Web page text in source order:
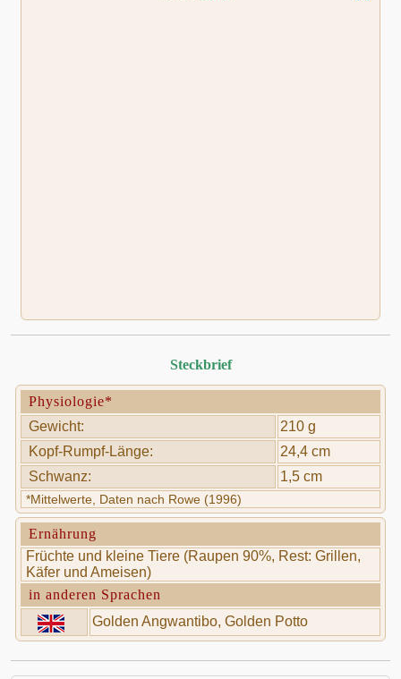
Steckbrief
Physiologie*
Gewicht:
210 g
Kopf-Rumpf-Länge:
24,4 cm
Schwanz:
1,5 cm
*Mittelwerte, Daten nach Rowe (1996)
Ernährung
Früchte und kleine Tiere (Raupen 90%, Rest: Grillen,
Käfer und Ameisen)
in anderen Sprachen
Golden Angwantibo, Golden Potto